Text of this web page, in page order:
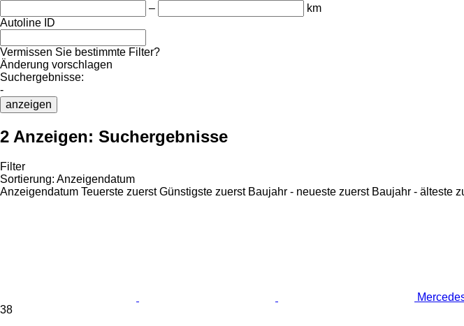
–
km
Autoline ID
Vermissen Sie bestimmte Filter?
Änderung vorschlagen
Suchergebnisse:
-
anzeigen
2 Anzeigen: Suchergebnisse
Filter
Sortierung: Anzeigendatum
Anzeigendatum Teuerste zuerst Günstigste zuerst Baujahr - neueste zuerst Baujahr - älteste
38